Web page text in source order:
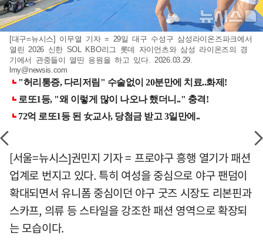
[대구=뉴시스] 이무열 기자 = 29일 대구 수성구 삼성라이온즈파크에서
열린 2026 신한 SOL KBO리그 롯데 자이언츠와 삼성 라이온즈의 경
기에서 관중들이 열띤 응원을 하고 있다. 2026.03.29.
lmy@newsis.com
[서울=뉴시스]권민지 기자 = 프로야구 흥행 열기가 패션
업계로 번지고 있다. 특히 여성을 중심으로 야구 팬덤이
확대되면서 유니폼 중심이던 야구 굿즈 시장도 리본핀과
스카프, 의류 등 스타일을 강조한 패션 영역으로 확장되
는 모습이다.